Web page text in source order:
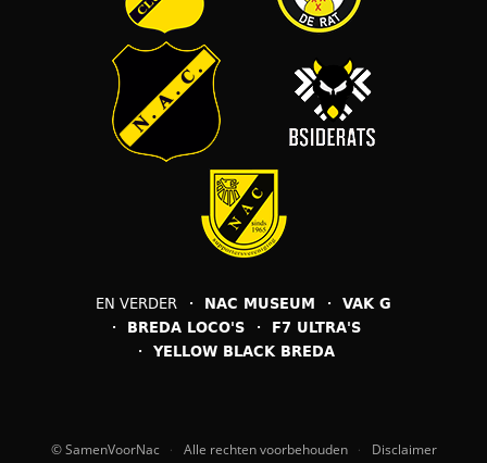
EN VERDER NAC MUSEUM
VAK G
BREDA LOCO'S
F7 ULTRA'S
YELLOW BLACK BREDA
© SamenVoorNac Alle rechten voorbehouden Disclaimer